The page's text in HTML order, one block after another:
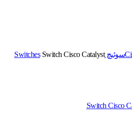
سوئیچ SwitchesSwitch Cisco Catalyst